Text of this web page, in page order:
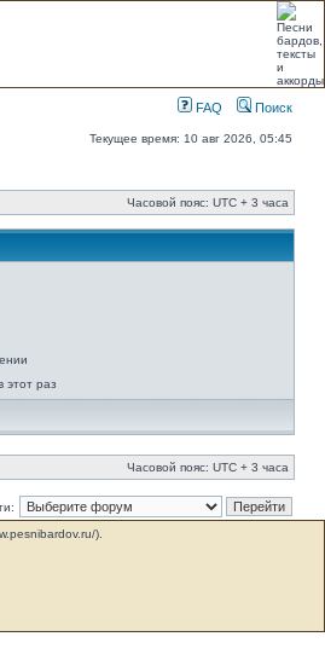
FAQ Поиск
Текущее время: 10 авг 2026, 05:45
Часовой пояс: UTC + 3 часа
этот раз
Часовой пояс: UTC + 3 часа
).